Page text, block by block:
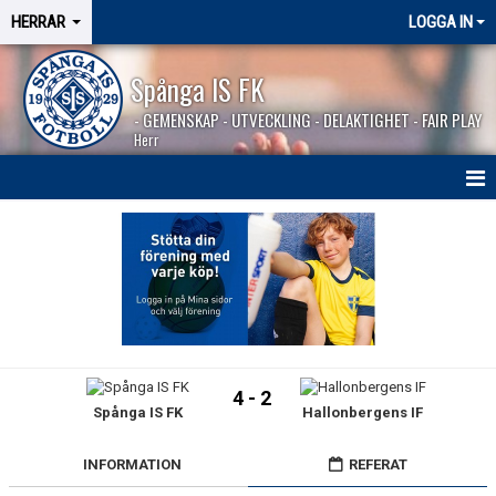
HERRAR LOGGA IN
Spånga IS FK
- GEMENSKAP - UTVECKLING - DELAKTIGHET - FAIR PLAY
Herr
BILDGALLERI
Spånga IS FK
4 - 2
Hallonbergens IF
INFORMATION REFERAT